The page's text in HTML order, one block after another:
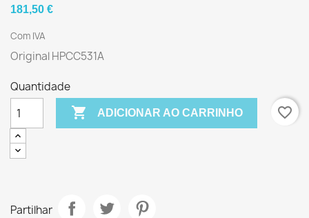
181,50 €
Com IVA
Original HPCC531A
Quantidade
 ADICIONAR AO CARRINHO favorite_border
Partilhar